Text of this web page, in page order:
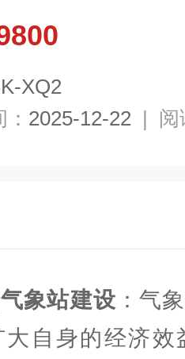
XQ2
2025-12-22 | 阅
象站建设 ：气
自身的经济效